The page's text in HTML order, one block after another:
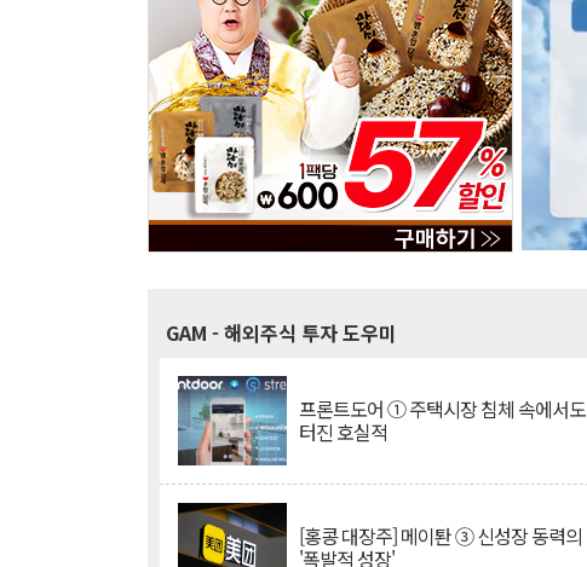
GAM - 해외주식 투자 도우미
프론트도어 ① 주택시장 침체 속에서도
터진 호실적
[홍콩 대장주] 메이퇀 ③ 신성장 동력의
'폭발적 성장'